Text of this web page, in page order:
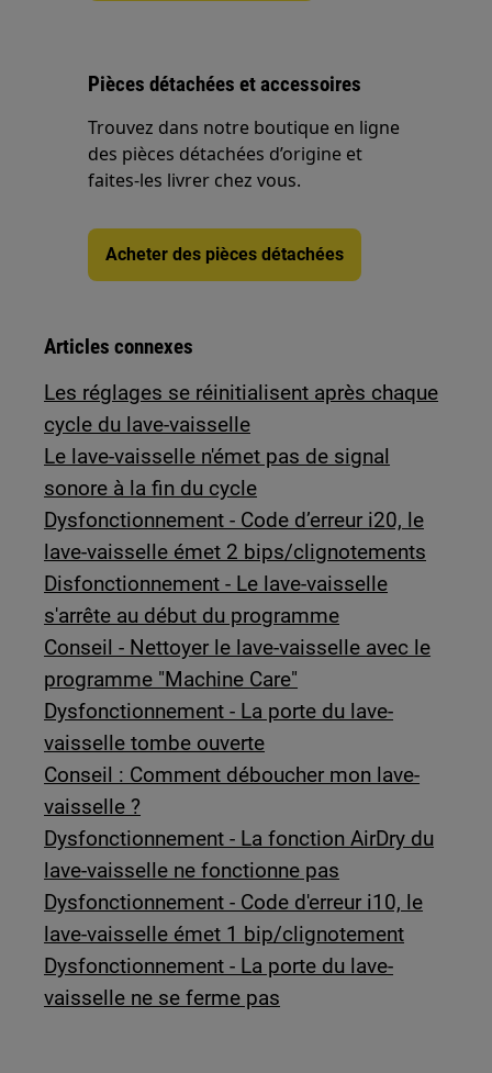
Pièces détachées et accessoires
Trouvez dans notre boutique en ligne
des pièces détachées d’origine et
faites-les livrer chez vous.
Acheter des pièces détachées
Articles connexes
Les réglages se réinitialisent après chaque
cycle du lave-vaisselle
Le lave-vaisselle n'émet pas de signal
sonore à la fin du cycle
Dysfonctionnement - Code d’erreur i20, le
lave-vaisselle émet 2 bips/clignotements
Disfonctionnement - Le lave-vaisselle
s'arrête au début du programme
Conseil - Nettoyer le lave-vaisselle avec le
programme "Machine Care"
Dysfonctionnement - La porte du lave-
vaisselle tombe ouverte
Conseil : Comment déboucher mon lave-
vaisselle ?
Dysfonctionnement - La fonction AirDry du
lave-vaisselle ne fonctionne pas
Dysfonctionnement - Code d'erreur i10, le
lave-vaisselle émet 1 bip/clignotement
Dysfonctionnement - La porte du lave-
vaisselle ne se ferme pas